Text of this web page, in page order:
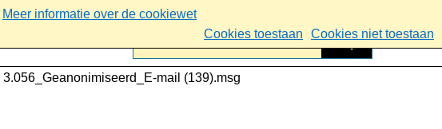
Meer informatie over de cookiewet
Cookies toestaan
Cookies niet toestaan
3.056_Geanonimiseerd_E-mail (139).msg